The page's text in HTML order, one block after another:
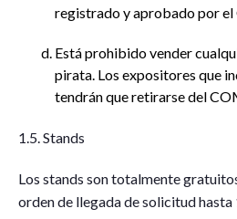
registrado y aprobado por
Está prohibido vender
pirata. Los expositores que
tendrán que retirarse del
1.5. Stands
Los stands son totalmente
orden de llegada de solicitud